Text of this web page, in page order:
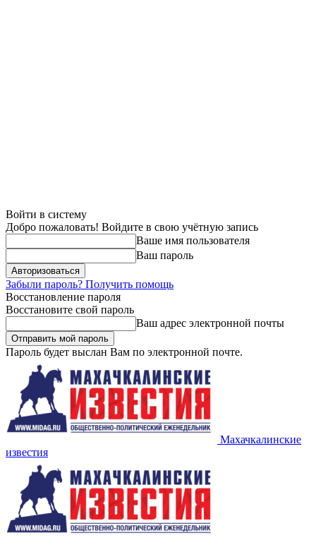
Войти в систему
Добро пожаловать! Войдите в свою учётную запись
Ваше имя пользователя
Ваш пароль
Забыли пароль? Получить помощь
Восстановление пароля
Восстановите свой пароль
Ваш адрес электронной почты
Пароль будет выслан Вам по электронной почте.
Махачкалинские
известия